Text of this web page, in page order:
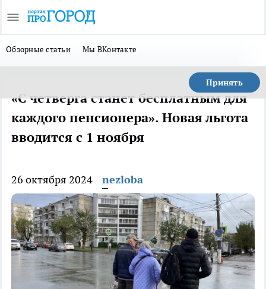
Обзорные статьи Мы ВКонтакте
Принять
«С четверга станет бесплатным для
каждого пенсионера». Новая льгота
вводится с 1 ноября
26 октября 2024 nezloba